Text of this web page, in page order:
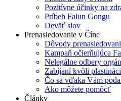
Pozitívne účinky na
Príbeh Falun Gongu
Deväť slov
Prenasledovanie v Číne
Dôvody
Kampaň očierňujúca
Nelegálne odbery
Zabíjaní kvôli
Čo sa vďaka Vám
Ako môžete pomôcť
Články